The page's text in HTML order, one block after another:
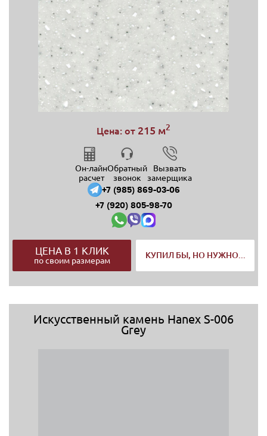
Цена: от 215 м2
Он-лайн
расчет
Обратный
звонок
Вызвать
замерщика
+7 (985) 869-03-06
+7 (920) 805-98-70
ЦЕНА В 1 КЛИК
по своим размерам
КУПИЛ БЫ, НО НУЖНО...
Искусственный камень Hanex S-006
Grey